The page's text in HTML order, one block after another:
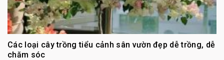
Các loại cây trồng tiểu cảnh sân vườn đẹp dễ trồng, dễ
chăm sóc